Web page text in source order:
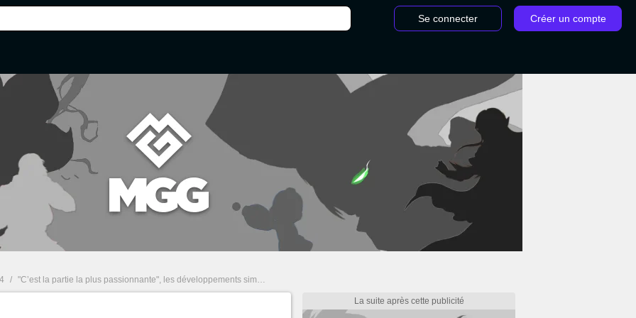
Se connecter Créer un compte
/ "C’est la partie la plus passionnante", les développements simultanés de The Witcher 4 et Cyberpunk 2 sont en réalité une aubaine pour CD Projekt